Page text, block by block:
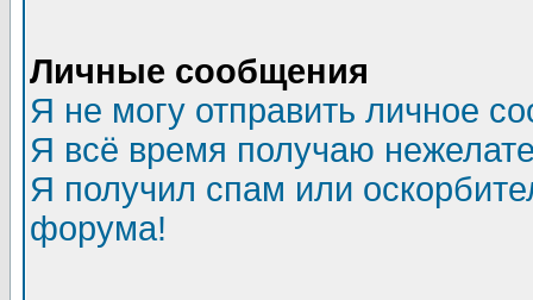
Личные сообщения
Я не могу отправить личное
Я всё время получаю
Я получил спам или
форума!